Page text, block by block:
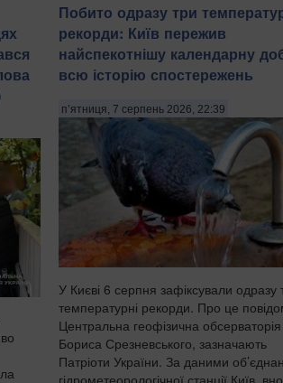
Побито одразу три
рекорди: Київ пережив
найспекотнішу календарну
всю історію спостережень
п’ятниця, 7 серпень 2026, 22:39
У Києві 6 серпня зафіксували одразу
температурні рекорди. Про це
Центральна геофізична обсерваторія
Бориса Срезневського, зазначають
Патріоти України. За даними
гідрометеорологічної станції Київ,